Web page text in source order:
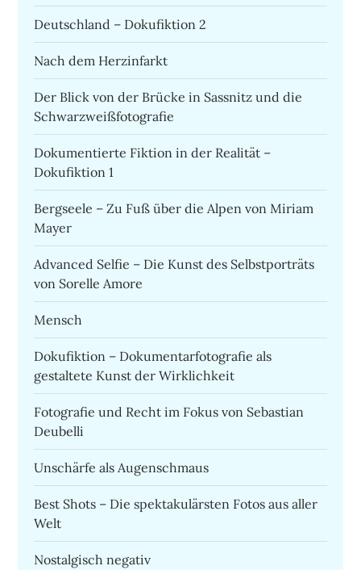
Deutschland – Dokufiktion 2
Nach dem Herzinfarkt
Der Blick von der Brücke in Sassnitz und die
Schwarzweißfotografie
Dokumentierte Fiktion in der Realität –
Dokufiktion 1
Bergseele – Zu Fuß über die Alpen von Miriam
Mayer
Advanced Selfie – Die Kunst des Selbstporträts
von Sorelle Amore
Mensch
Dokufiktion – Dokumentarfotografie als
gestaltete Kunst der Wirklichkeit
Fotografie und Recht im Fokus von Sebastian
Deubelli
Unschärfe als Augenschmaus
Best Shots – Die spektakulärsten Fotos aus aller
Welt
Nostalgisch negativ